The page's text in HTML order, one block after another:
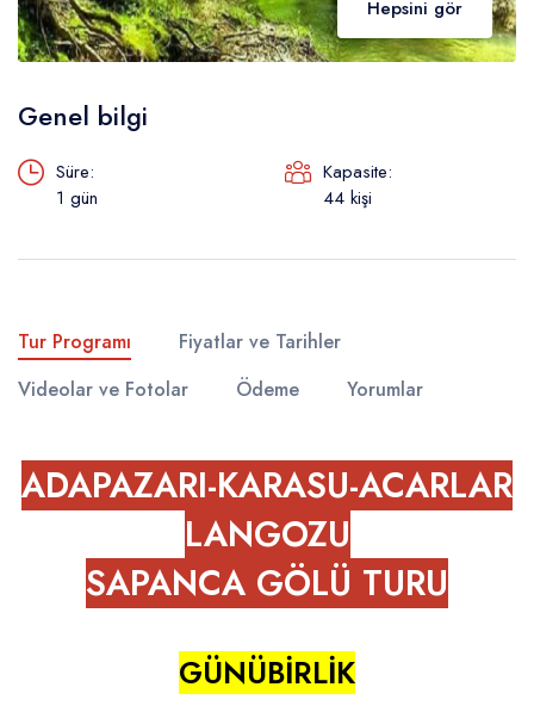
Hepsini gör
Genel bilgi
Süre:
1 gün
Kapasite:
44 kişi
Tur Programı
Fiyatlar ve Tarihler
Videolar ve Fotolar
Ödeme Yorumlar
ADAPAZARI-KARASU-ACARLAR
LANGOZU
SAPANCA GÖLÜ TURU
GÜNÜBİRLİK
Very good 4+ 21
Style
Budget
92
Family-friendly
Central London
92
Guests' favourite area
45
Westminster Borough
21
Kensington and Chelsea
78
679